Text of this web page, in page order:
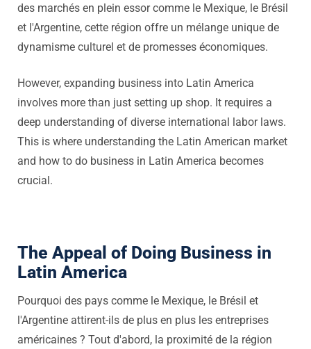
des marchés en plein essor comme le Mexique, le Brésil
et l'Argentine, cette région offre un mélange unique de
dynamisme culturel et de promesses économiques.
However, expanding business into Latin America
involves more than just setting up shop. It requires a
deep understanding of diverse international labor laws.
This is where understanding the Latin American market
and how to do business in Latin America becomes
crucial.
The Appeal of Doing Business in
Latin America
Pourquoi des pays comme le Mexique, le Brésil et
l'Argentine attirent-ils de plus en plus les entreprises
américaines ? Tout d'abord, la proximité de la région